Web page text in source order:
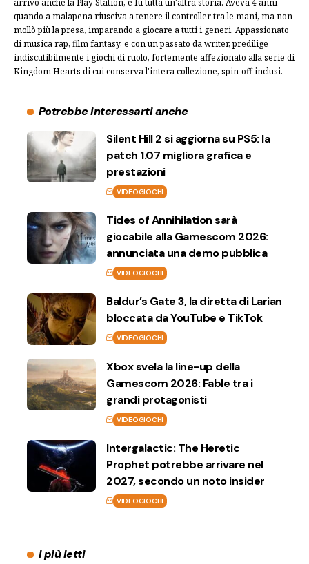
arrivò anche la Play Station, e fu tutta un'altra storia. Aveva 4 anni
quando a malapena riusciva a tenere il controller tra le mani, ma non
mollò più la presa, imparando a giocare a tutti i generi. Appassionato
di musica rap, film fantasy, e con un passato da writer, predilige
indiscutibilmente i giochi di ruolo, fortemente affezionato alla serie di
Kingdom Hearts di cui conserva l'intera collezione, spin-off inclusi.
Potrebbe interessarti anche
Silent Hill 2 si aggiorna su PS5: la
patch 1.07 migliora grafica e
prestazioni
VIDEOGIOCHI
Tides of Annihilation sarà
giocabile alla Gamescom 2026:
annunciata una demo pubblica
VIDEOGIOCHI
Baldur’s Gate 3, la diretta di Larian
bloccata da YouTube e TikTok
VIDEOGIOCHI
Xbox svela la line-up della
Gamescom 2026: Fable tra i
grandi protagonisti
VIDEOGIOCHI
Intergalactic: The Heretic
Prophet potrebbe arrivare nel
2027, secondo un noto insider
VIDEOGIOCHI
I più letti